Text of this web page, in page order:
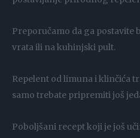
Preporučamo da ga
vrata ili na kuhinjski pult.
Repelent od limuna i klinčića
samo trebate pripremiti još
Poboljšani recept koji je još